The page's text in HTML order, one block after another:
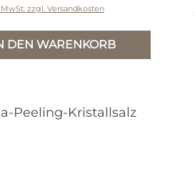
zzgl. Versandkosten
DEN WARENKORB